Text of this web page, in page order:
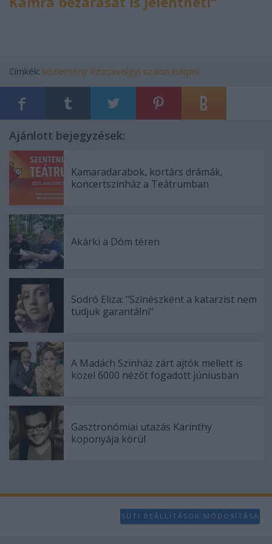
Címkék: közlemény Rózsavölgyi szalon kultpol
Ajánlott bejegyzések:
Kamaradarabok, kortárs drámák,
koncertszínház a Teátrumban
Akárki a Dóm téren
Sodró Eliza: "Színészként a katarzist nem
tudjuk garantálni"
A Madách Színház zárt ajtók mellett is
közel 6000 nézőt fogadott júniusban
Gasztronómiai utazás Karinthy
koponyája körül
SÜTI BEÁLLÍTÁSOK MÓDOSÍTÁSA